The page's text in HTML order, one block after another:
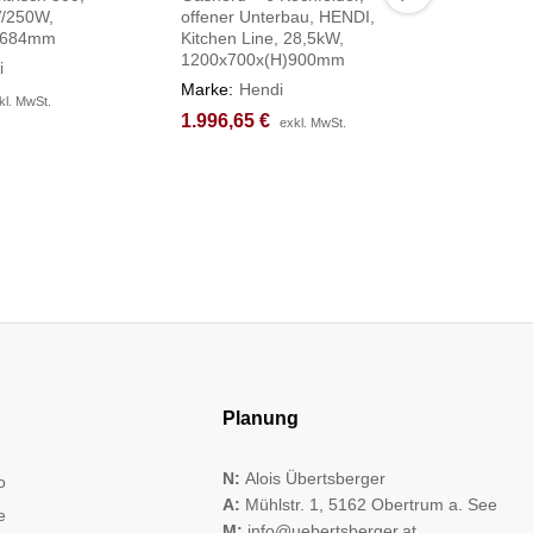
MwSt.
MwSt.
offener Unterbau, HENDI,
Kitchen Line, 28,5kW,
1200x700x(H)900mm
Marke: Hendi
1.996,65 € exkl. MwSt.
1.996,65 € exkl. MwSt.
Planung
N: Alois Übertsberger
A: Mühlstr. 1, 5162 Obertrum a. See